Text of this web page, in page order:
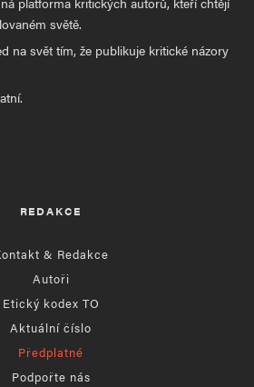
světě.
na svět tím, že publikuje kritické názory
REDAKCE
& Redakce
Autoři
Etický kodex TO
Aktuální číslo
Předplatné
Podpořte nás